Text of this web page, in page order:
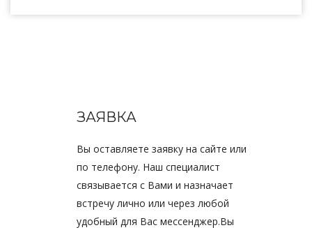
ЗАЯВКА
Вы оставляете заявку на сайте или
по телефону. Наш специалист
связывается с Вами и назначает
встречу лично или через любой
удобный для Вас мессенджер.Вы